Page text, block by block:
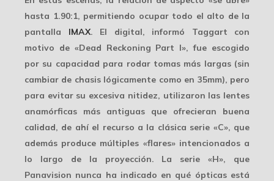
hasta 1.90:1, permitiendo ocupar todo el alto de la
pantalla IMAX. El digital, informó Taggart con
motivo de «Dead Reckoning Part I», fue escogido
por su capacidad para rodar tomas más largas (sin
cambiar de chasis lógicamente como en 35mm), pero
para evitar su excesiva nitidez, utilizaron las lentes
anamórficas más antiguas que ofrecieran buena
calidad, de ahí el recurso a la clásica serie «C», que
además produce múltiples «flares» intencionados a
lo largo de la proyección. La serie «H», que
Panavision nunca ha indicado en qué ópticas está